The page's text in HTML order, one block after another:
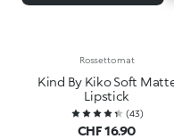
Rossetto mat
Kind By Kiko Soft
Lipstick
(43)
CHF 16.90